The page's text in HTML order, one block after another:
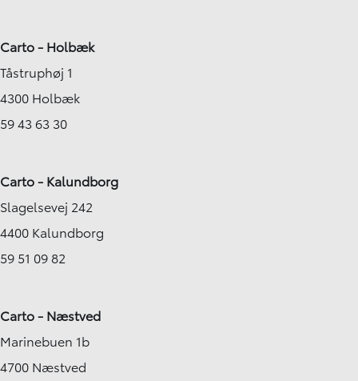
Carto - Holbæk
Tåstruphøj 1
4300 Holbæk
59 43 63 30
Carto - Kalundborg
Slagelsevej 242
4400 Kalundborg
59 51 09 82
Carto - Næstved
Marinebuen 1b
4700 Næstved